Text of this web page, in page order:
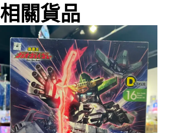
相關貨品